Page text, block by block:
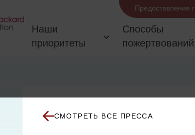
Предоставление
Наши
приоритеты
Способы
пожертвований
СМОТРЕТЬ ВСЕ ПРЕССА